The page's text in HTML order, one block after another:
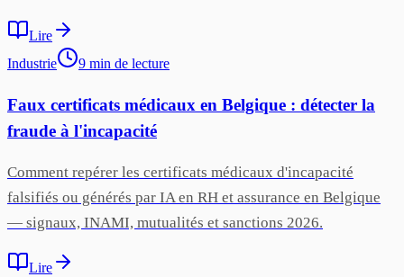
Lire
Industrie
9 min de lecture
Faux certificats médicaux en Belgique : détecter la
fraude à l'incapacité
Comment repérer les certificats médicaux d'incapacité
falsifiés ou générés par IA en RH et assurance en Belgique
— signaux, INAMI, mutualités et sanctions 2026.
Lire